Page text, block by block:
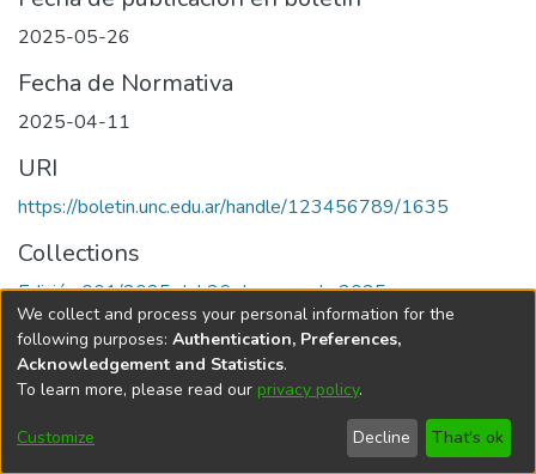
2025-05-26
Fecha de Normativa
2025-04-11
URI
https://boletin.unc.edu.ar/handle/123456789/1635
Collections
Edición 001/2025 del 26 de mayo de 2025
Universidad Nacional de Córdoba
We collect and process your personal information for the
following purposes: Authentication, Preferences,
Acknowledgement and Statistics.
To learn more, please read our privacy policy.
Customize Decline That's ok